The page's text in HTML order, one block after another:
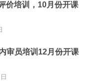
价培训，10月份开课
审员培训12月份开课